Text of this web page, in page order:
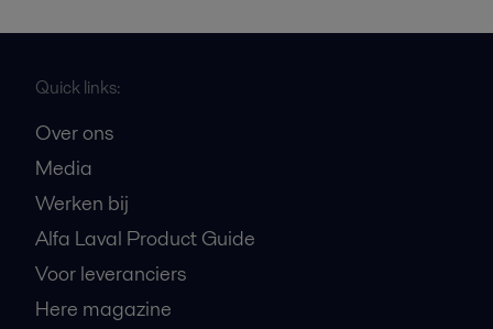
Quick links:
Over ons
Media
Werken bij
Alfa Laval Product Guide
Voor leveranciers
Here magazine